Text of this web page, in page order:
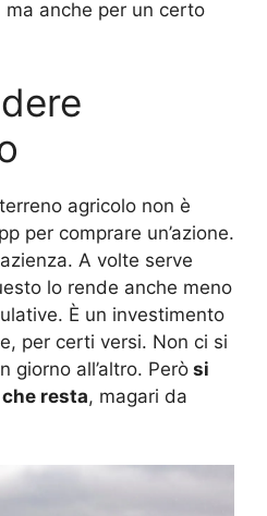
anche per un certo
agricolo non è
per comprare un’azione.
A volte serve
lo rende anche meno
È un investimento
per certi versi. Non ci si
giorno all’altro. Però si
resta, magari da